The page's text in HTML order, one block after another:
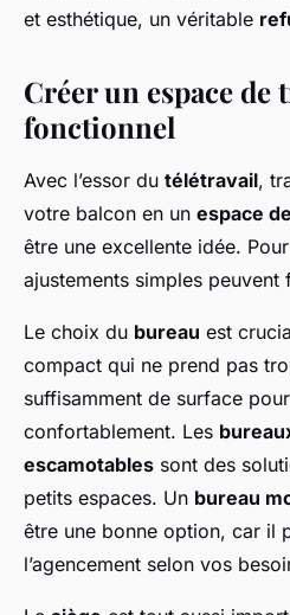
et esthétique, un véritable
Créer un espace de
fonctionnel
Avec l’essor du télétravail,
votre balcon en un espace
être une excellente idée.
ajustements simples
Le choix du bureau est
compact qui ne prend pas
suffisamment de surface
confortablement. Les
escamotables sont des
petits espaces. Un bureau
être une bonne option, car il
l’agencement selon vos